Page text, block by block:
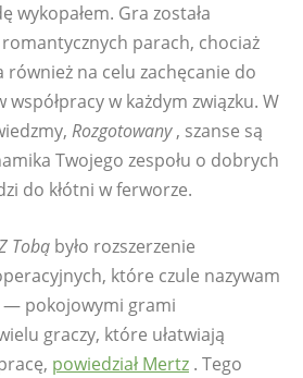
wykopałem. Gra została
parach, chociaż
również na celu zachęcanie do
w każdym związku. W
Rozgotowany, szanse są
Twojego zespołu o dobrych
do kłótni w ferworze.
Tobą było rozszerzenie
które czule nazywam
— pokojowymi grami
graczy, które ułatwiają
powiedział Mertz . Tego